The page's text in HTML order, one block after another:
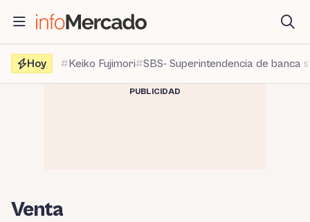
contenido
Hoy
Keiko Fujimori SBS- Superintendencia de banca
PUBLICIDAD
Venta